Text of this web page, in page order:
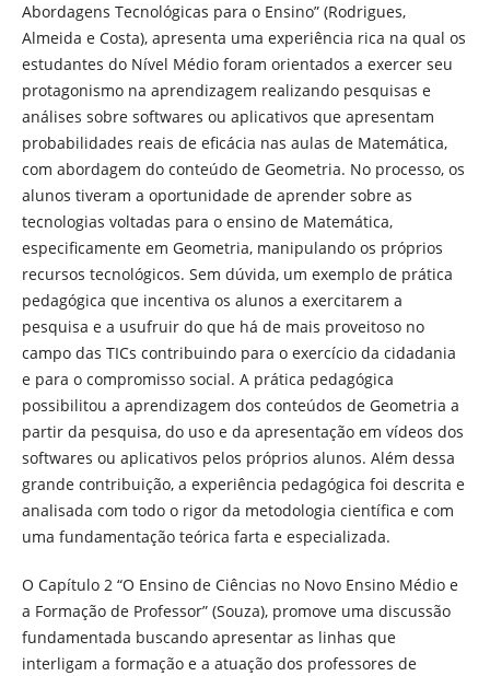
Abordagens Tecnológicas para o Ensino” (Rodrigues,
Almeida e Costa), apresenta uma experiência rica na qual os
estudantes do Nível Médio foram orientados a exercer seu
protagonismo na aprendizagem realizando pesquisas e
análises sobre softwares ou aplicativos que apresentam
probabilidades reais de eficácia nas aulas de Matemática,
com abordagem do conteúdo de Geometria. No processo, os
alunos tiveram a oportunidade de aprender sobre as
tecnologias voltadas para o ensino de Matemática,
especificamente em Geometria, manipulando os próprios
recursos tecnológicos. Sem dúvida, um exemplo de prática
pedagógica que incentiva os alunos a exercitarem a
pesquisa e a usufruir do que há de mais proveitoso no
campo das TICs contribuindo para o exercício da cidadania
e para o compromisso social. A prática pedagógica
possibilitou a aprendizagem dos conteúdos de Geometria a
partir da pesquisa, do uso e da apresentação em vídeos dos
softwares ou aplicativos pelos próprios alunos. Além dessa
grande contribuição, a experiência pedagógica foi descrita e
analisada com todo o rigor da metodologia científica e com
uma fundamentação teórica farta e especializada.
O Capítulo 2 “O Ensino de Ciências no Novo Ensino Médio e
a Formação de Professor” (Souza), promove uma discussão
fundamentada buscando apresentar as linhas que
interligam a formação e a atuação dos professores de